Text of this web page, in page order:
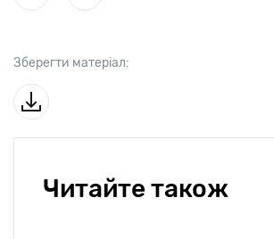
Зберегти матеріал:
Читайте також